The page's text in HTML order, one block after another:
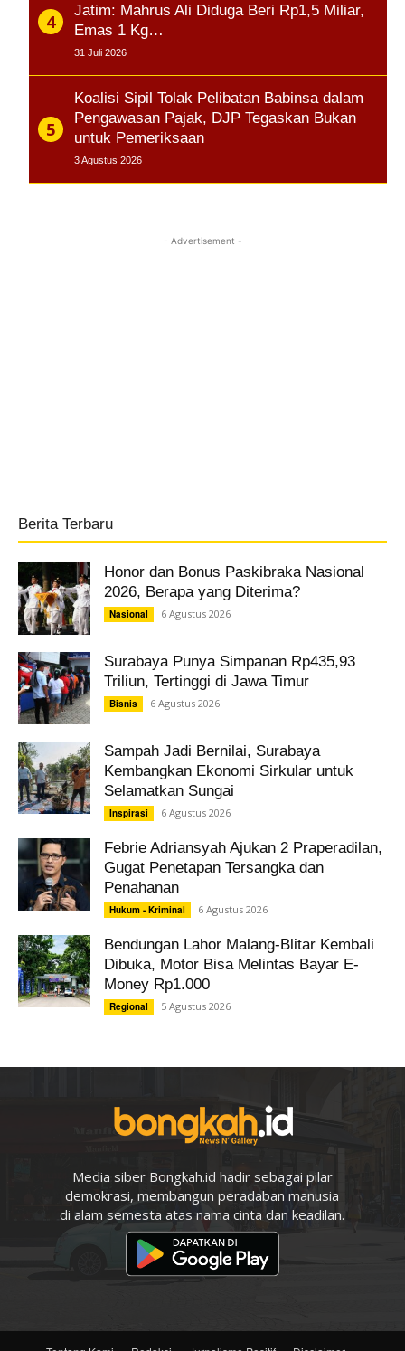
Jatim: Mahrus Ali Diduga Beri Rp1,5 Miliar,
Emas 1 Kg…
31 Juli 2026
Koalisi Sipil Tolak Pelibatan Babinsa dalam
Pengawasan Pajak, DJP Tegaskan Bukan
untuk Pemeriksaan
3 Agustus 2026
- Advertisement -
Berita Terbaru
Honor dan Bonus Paskibraka Nasional
2026, Berapa yang Diterima?
Nasional 6 Agustus 2026
Surabaya Punya Simpanan Rp435,93
Triliun, Tertinggi di Jawa Timur
Bisnis 6 Agustus 2026
Sampah Jadi Bernilai, Surabaya
Kembangkan Ekonomi Sirkular untuk
Selamatkan Sungai
Inspirasi 6 Agustus 2026
Febrie Adriansyah Ajukan 2 Praperadilan,
Gugat Penetapan Tersangka dan
Penahanan
Hukum - Kriminal 6 Agustus 2026
Bendungan Lahor Malang-Blitar Kembali
Dibuka, Motor Bisa Melintas Bayar E-
Money Rp1.000
Regional 5 Agustus 2026
Media siber Bongkah.id hadir sebagai pilar
demokrasi, membangun peradaban manusia
di alam semesta atas nama cinta dan keadilan.